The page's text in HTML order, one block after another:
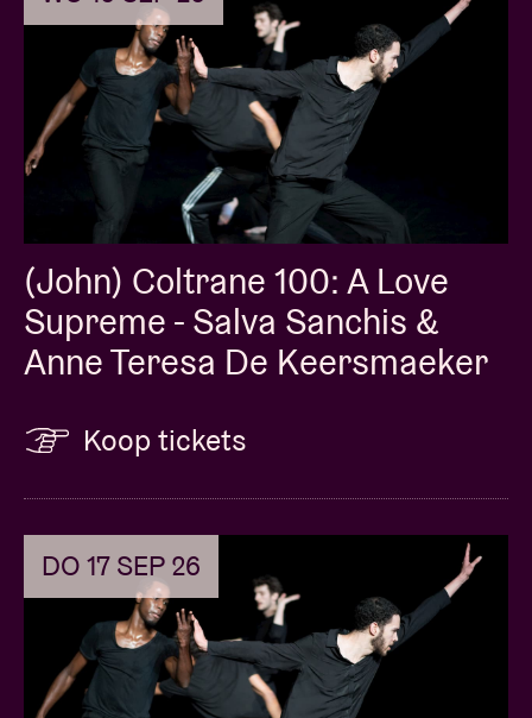
(John) Coltrane 100: A Love
Supreme - Salva Sanchis &
Anne Teresa De Keersmaeker
Koop tickets
DO 17 SEP 26